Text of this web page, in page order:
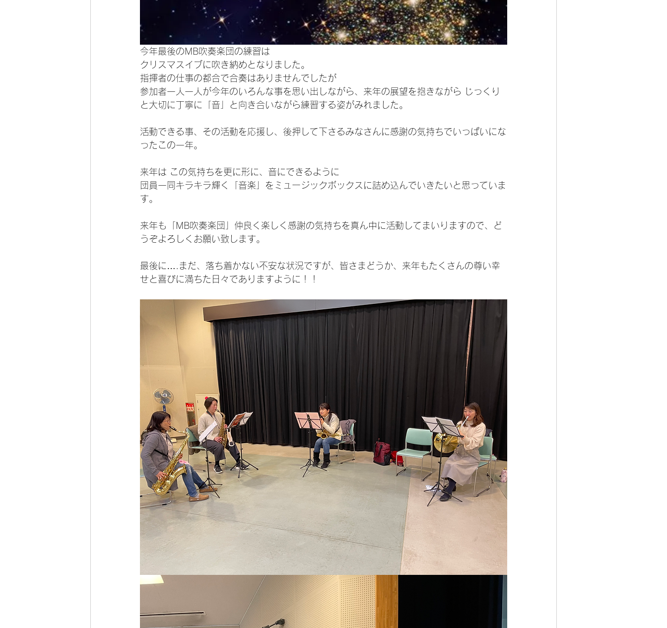
今年最後のMB吹奏楽団の練習は
クリスマスイブに吹き納めとなりました。
指揮者の仕事の都合で合奏はありませんでしたが
参加者一人一人が今年のいろんな事を思い出しながら、来年の展望を抱きながら じっくり
と大切に丁寧に「音」と向き合いながら練習する姿がみれました。
活動できる事、その活動を応援し、後押して下さるみなさんに感謝の気持ちでいっぱいにな
ったこの一年。
来年は この気持ちを更に形に、音にできるように
団員一同キラキラ輝く「音楽」をミュージックボックスに詰め込んでいきたいと思っていま
す。
来年も「MB吹奏楽団」仲良く楽しく感謝の気持ちを真ん中に活動してまいりますので、ど
うぞよろしくお願い致します。
最後に….まだ、落ち着かない不安な状況ですが、皆さまどうか、来年もたくさんの尊い幸
せと喜びに満ちた日々でありますように！！